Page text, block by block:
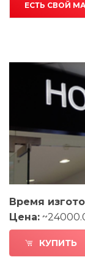
Время
Цена:
КУПИТЬ
ЕСТЬ СВОЙ